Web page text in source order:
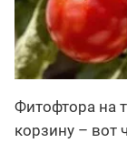
Фитофтора на
корзину – вот